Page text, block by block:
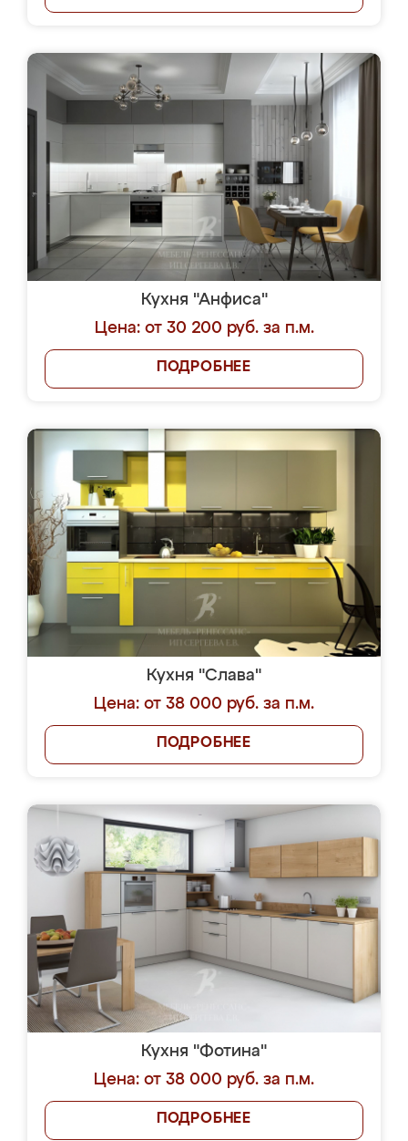
Кухня "Анфиса"
Цена: от 30 200 руб. за п.м.
ПОДРОБНЕЕ
Кухня "Слава"
Цена: от 38 000 руб. за п.м.
ПОДРОБНЕЕ
Кухня "Фотина"
Цена: от 38 000 руб. за п.м.
ПОДРОБНЕЕ